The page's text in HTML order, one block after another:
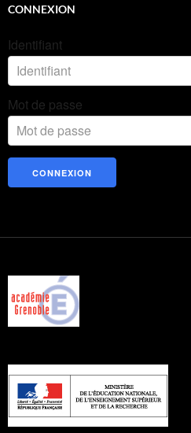
CONNEXION
Identifiant
Mot de passe